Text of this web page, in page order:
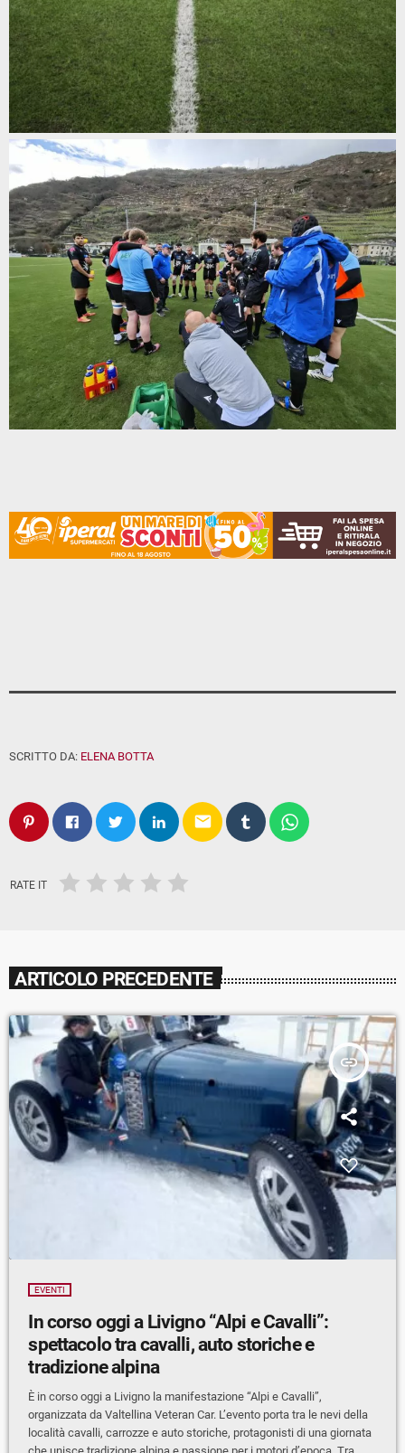
SCRITTO DA: ELENA BOTTA
email
RATE IT
ARTICOLO PRECEDENTE
insert_link
EVENTI
In corso oggi a Livigno “Alpi e Cavalli”:
spettacolo tra cavalli, auto storiche e
tradizione alpina
È in corso oggi a Livigno la manifestazione “Alpi e Cavalli”,
organizzata da Valtellina Veteran Car. L’evento porta tra le nevi della
località cavalli, carrozze e auto storiche, protagonisti di una giornata